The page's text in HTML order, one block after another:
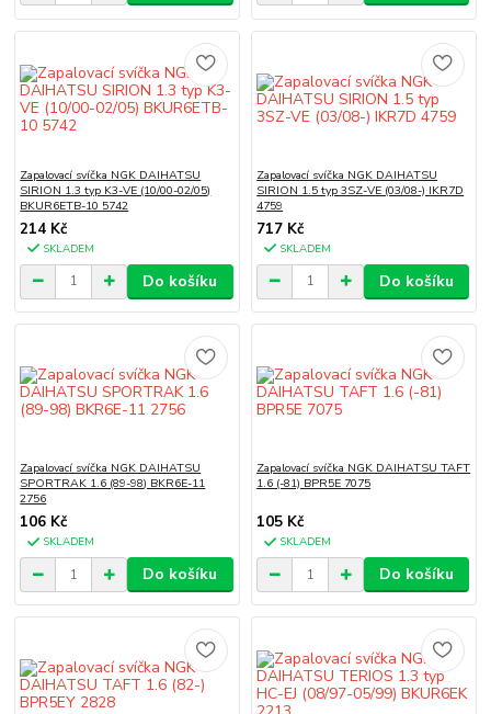
Zapalovací svíčka NGK DAIHATSU
SIRION 1.3 typ K3-VE (10/00-02/05)
BKUR6ETB-10 5742
214 Kč
SKLADEM
Do košíku
Zapalovací svíčka NGK DAIHATSU
SIRION 1.5 typ 3SZ-VE (03/08-) IKR7D
4759
717 Kč
SKLADEM
Do košíku
Zapalovací svíčka NGK DAIHATSU
SPORTRAK 1.6 (89-98) BKR6E-11
2756
106 Kč
SKLADEM
Do košíku
Zapalovací svíčka NGK DAIHATSU TAFT
1.6 (-81) BPR5E 7075
105 Kč
SKLADEM
Do košíku